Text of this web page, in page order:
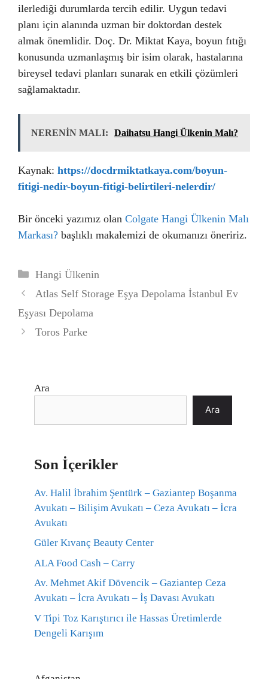
ilerlediği durumlarda tercih edilir. Uygun tedavi
planı için alanında uzman bir doktordan destek
almak önemlidir. Doç. Dr. Miktat Kaya, boyun fıtığı
konusunda uzmanlaşmış bir isim olarak, hastalarına
bireysel tedavi planları sunarak en etkili çözümleri
sağlamaktadır.
NERENİN MALI: Daihatsu Hangi Ülkenin Malı?
Kaynak: https://docdrmiktatkaya.com/boyun-
fitigi-nedir-boyun-fitigi-belirtileri-nelerdir/
Bir önceki yazımız olan Colgate Hangi Ülkenin Malı
Markası? başlıklı makalemizi de okumanızı öneririz.
Kategoriler
Hangi Ülkenin
Atlas Self Storage Eşya Depolama İstanbul Ev
Eşyası Depolama
Toros Parke
Ara
Ara
Son İçerikler
Av. Halil İbrahim Şentürk – Gaziantep Boşanma
Avukatı – Bilişim Avukatı – Ceza Avukatı – İcra
Avukatı
Güler Kıvanç Beauty Center
ALA Food Cash – Carry
Av. Mehmet Akif Dövencik – Gaziantep Ceza
Avukatı – İcra Avukatı – İş Davası Avukatı
V Tipi Toz Karıştırıcı ile Hassas Üretimlerde
Dengeli Karışım